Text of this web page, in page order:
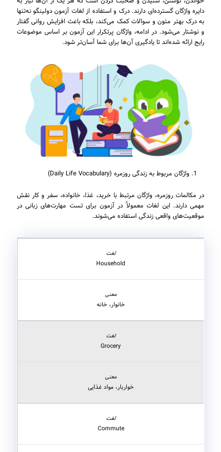
دایره واژگان گسترده‌ای دارند. درک و استفاده از لغات آزمون دولینگو نه‌تنها
به درک بهتر متون و سوالات کمک می‌کند، بلکه باعث افزایش روانی گفتار
و نوشتار می‌شود. در ادامه، واژگان پرتکرار این آزمون بر اساس موضوعات
رایج ارائه شده‌اند تا یادگیری آن‌ها برای شما آسان‌تر شود.
واژگان مربوط به زندگی روزمره (Daily Life Vocabulary)
در مکالمات روزمره، واژگان مرتبط با خرید، غذا، خانواده، سفر و کار نقش
مهمی دارند. این لغات معمولاً در آزمون برای تست مهارت‌های زبانی در
موقعیت‌های واقعی زندگی استفاده می‌شوند.
Household
خانوار، خانه
Grocery
خواربار، مواد غذایی
Commute